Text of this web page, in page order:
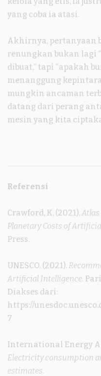
yang coba ia atasi.
Akhirnya, pertanyaan
renungkan bukan lagi
dibuat,” tapi “apakah
menanggung
mungkin ancaman
datang dari perang
mesin yang kita
Referensi
Crawford, K. (2021). Atlas
Planetary Costs of
Press.
UNESCO. (2021).
Artificial Intelligence.
Diakses dari:
https://
7
International Energy
Electricity consumption
estimates.